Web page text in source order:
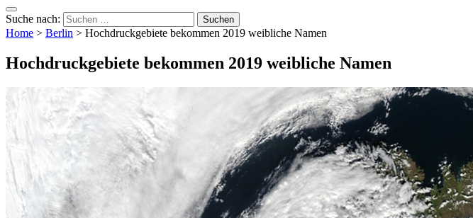
Suche nach:
Home > Berlin > Hochdruckgebiete bekommen 2019 weibliche Namen
Hochdruckgebiete bekommen 2019 weibliche Namen